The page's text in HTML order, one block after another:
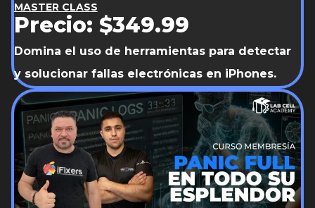
MASTER CLASS
Precio: $349.99
Domina el uso de herramientas para detectar
y solucionar fallas electrónicas en iPhones.